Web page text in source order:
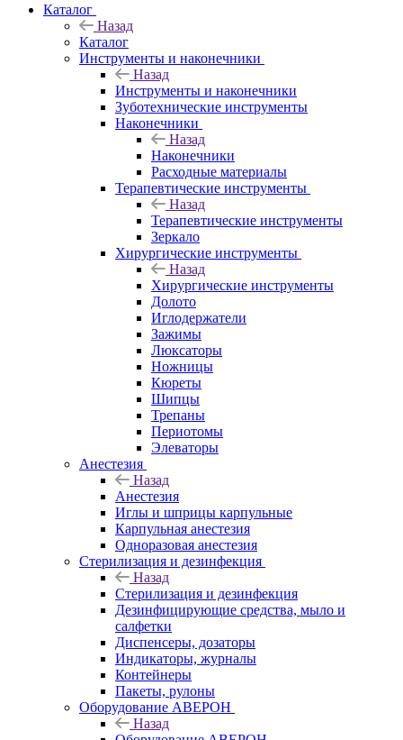
Каталог
Назад
Каталог
Инструменты и наконечники
Назад
Инструменты и наконечники
Зуботехнические инструменты
Наконечники
Назад
Наконечники
Расходные материалы
Терапевтические инструменты
Назад
Терапевтические инструменты
Зеркало
Хирургические инструменты
Назад
Хирургические инструменты
Долото
Иглодержатели
Зажимы
Люксаторы
Ножницы
Кюреты
Шипцы
Трепаны
Периотомы
Элеваторы
Анестезия
Назад
Анестезия
Иглы и шприцы карпульные
Карпульная анестезия
Одноразовая анестезия
Стерилизация и дезинфекция
Назад
Стерилизация и дезинфекция
Дезинфицирующие средства, мыло и
салфетки
Диспенсеры, дозаторы
Индикаторы, журналы
Контейнеры
Пакеты, рулоны
Оборудование АВЕРОН
Назад